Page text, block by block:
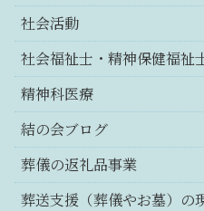
社会活動
社会福祉士・精神保健福祉
精神科医療
結の会ブログ
葬儀の返礼品事業
葬送支援（葬儀やお墓）の